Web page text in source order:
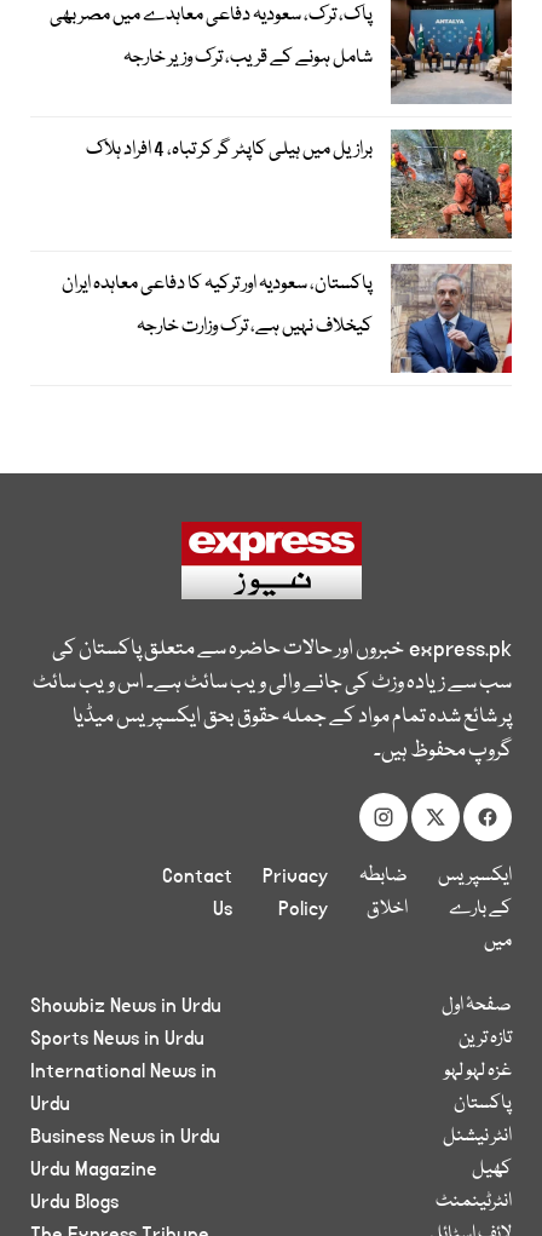
پاک، ترک، سعودیہ دفاعی معاہدے میں مصر بھی
شامل ہونے کے قریب، ترک وزیر خارجہ
برازیل میں ہیلی کاپٹر گر کر تباہ، 4 افراد ہلاک
پاکستان، سعودیہ اور ترکیہ کا دفاعی معاہدہ ایران
کیخلاف نہیں ہے، ترک وزارت خارجہ
express.pkخبروں اور حالات حاضرہ سے متعلق پاکستان کی
سب سے زیادہ وزٹ کی جانے والی ویب سائٹ ہے۔ اس ویب سائٹ
پر شائع شدہ تمام مواد کے جملہ حقوق بحق ایکسپریس میڈیا
گروپ محفوظ ہیں۔
ایکسپریس
کے بارے
میں
ضابطہ
اخلاق
Privacy
Policy
Contact
Us
صفحۂ اول
تازہ ترین
غزہ لہو لہو
پاکستان
انٹر نیشنل
کھیل
انٹرٹینمنٹ
Showbiz News in Urdu
Sports News in Urdu
International News in
Urdu
Business News in Urdu
Urdu Magazine
Urdu Blogs